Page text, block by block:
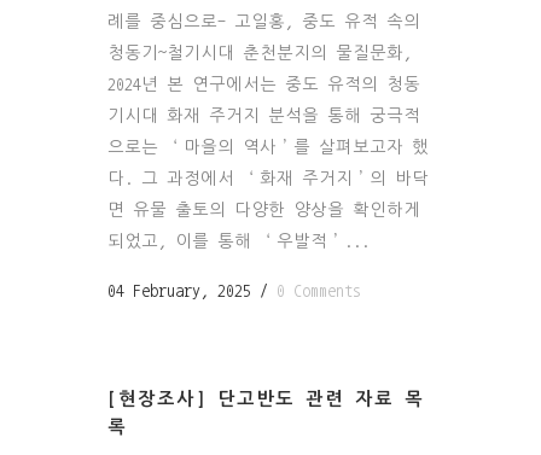
례를 중심으로- 고일홍, 중도 유적 속의
청동기~철기시대 춘천분지의 물질문화,
2024년 본 연구에서는 중도 유적의 청동
기시대 화재 주거지 분석을 통해 궁극적
으로는 ‘마을의 역사’를 살펴보고자 했
다. 그 과정에서 ‘화재 주거지’의 바닥
면 유물 출토의 다양한 양상을 확인하게
되었고, 이를 통해 ‘우발적’...
04 February, 2025 / 0 Comments
[현장조사] 단고반도 관련 자료 목
록